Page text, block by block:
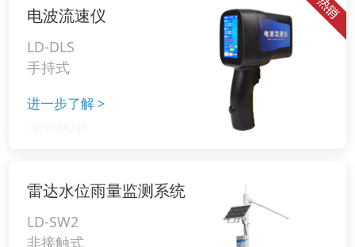
电波流速仪
LD-DLS
手持式
进一步了解>
雷达水位雨量监测系统
LD-SW2
非接触式